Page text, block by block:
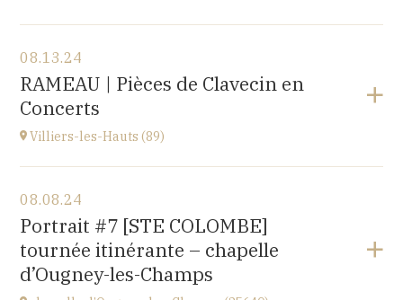
Fondation de Grammont
205 rue de l'Hôpital, 70110 VILLERSEXEL
at14H
08.13.24
RAMEAU | Pièces de Clavecin en
Concerts
Villiers-les-Hauts (89)
église de Villiers-les-Hauts
89160
at20H30
Go to site
08.08.24
Portrait #7 [STE COLOMBE]
tournée itinérante – chapelle
d’Ougney-les-Champs